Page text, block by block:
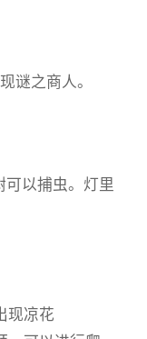
谜之商人。
可以捕虫。灯里
现凉花